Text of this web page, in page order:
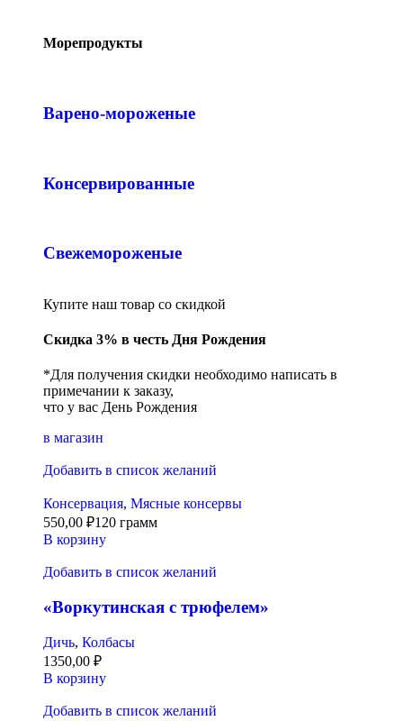
Морепродукты
Варено-мороженые
Консервированные
Свежемороженые
Купите наш товар со скидкой
Скидка 3% в честь Дня Рождения
*Для получения скидки необходимо написать в
примечании к заказу,
что у вас День Рождения
в магазин
Добавить в список желаний
Консервация, Мясные консервы
550,00 ₽120 грамм
В корзину
Добавить в список желаний
«Воркутинская с трюфелем»
Дичь, Колбасы
1350,00 ₽
В корзину
Добавить в список желаний